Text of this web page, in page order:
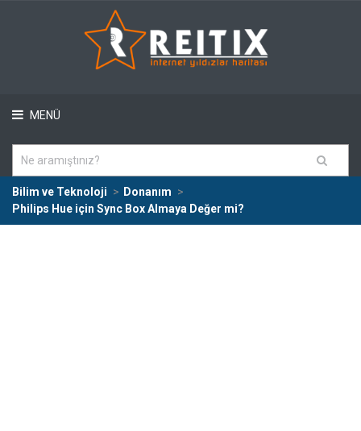
MENÜ
Bilim ve Teknoloji
Donanım
Philips Hue için Sync Box Almaya Değer mi?